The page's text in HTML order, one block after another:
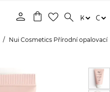
shopping_bag favorite_border search
person
Nui Cosmetics Přírodní opalovací